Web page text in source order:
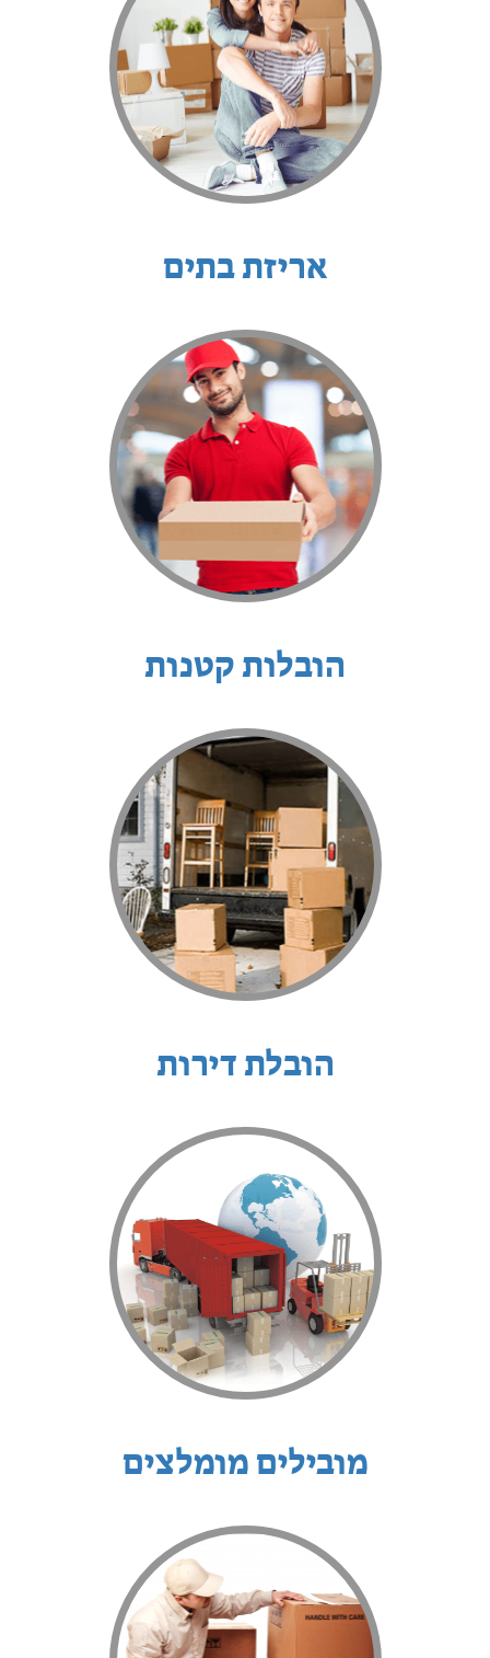
אריזת בתים
הובלות קטנות
הובלת דירות
מובילים מומלצים